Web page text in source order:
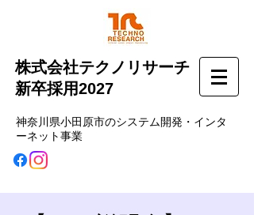
株式会社テクノリサーチ
新卒採用2027
神奈川県小田原市のシステム開発・インタ
ーネット事業